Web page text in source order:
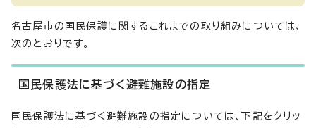
名古屋市の国民保護に関するこれまでの取り組みについては、
次のとおりです。
国民保護法に基づく避難施設の指定
国民保護法に基づく避難施設の指定については、下記をクリッ